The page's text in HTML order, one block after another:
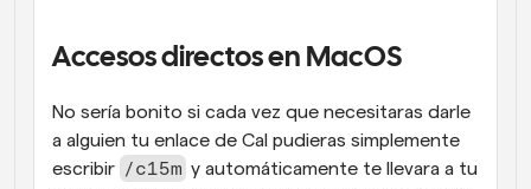
Accesos directos en MacOS
No sería bonito si cada vez que necesitaras darle
a alguien tu enlace de Cal pudieras simplemente
escribir /c15m y automáticamente te llevara a tu